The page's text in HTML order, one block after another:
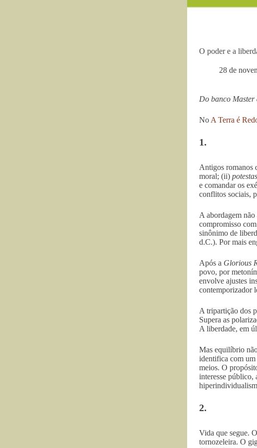
O poder e a
28 de
Do banco
No A Terra é
1.
Antigos romanos
moral; (ii) potestas
e comandar os
conflitos sociais,
A abordagem
compromisso
sinônimo de
d.C.). Por mais
Após a Glorious
povo, por
envolve ajustes
contemporizador
A tripartição dos
Supera as
A liberdade, em
Mas equilíbrio
identifica com um
meios. O
interesse público,
2.
Vida que segue.
tornozeleira. O